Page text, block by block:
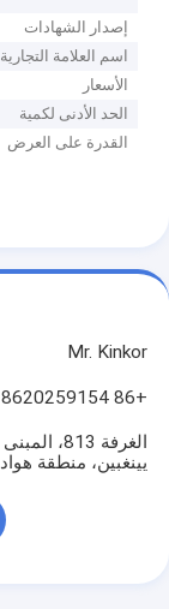
إصدار الشهادات
اسم العلامة التجارية
الأسعار
الحد الأدنى لكمية
القدرة على العرض
Mr. Kinkor
+86 18620259154
يينغبين، منطقة